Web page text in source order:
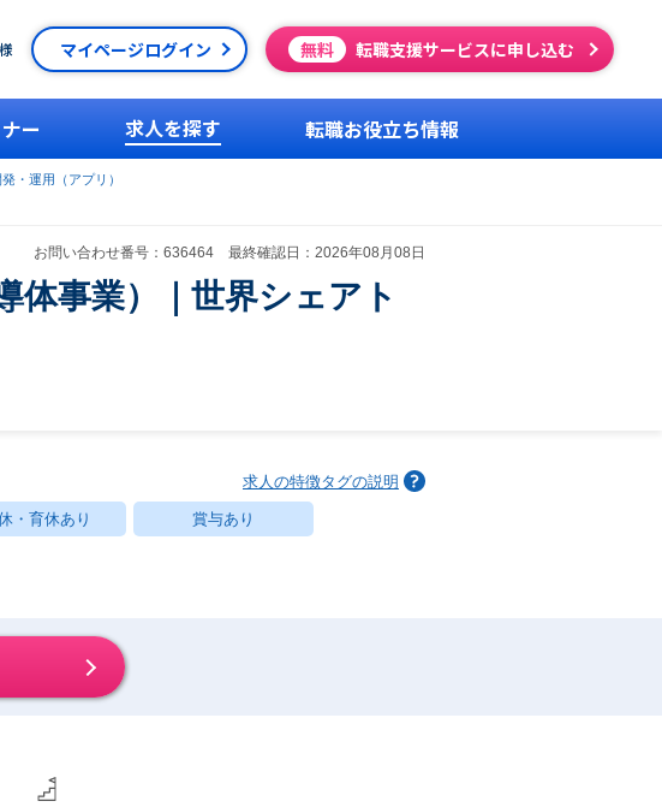
マイページログイン 無料 転職支援サービスに申し込む
ー 求人を探す 転職お役立ち情報
・運用（アプリ）
お問い合わせ番号：636464 最終確認日：2026年08月08日
体事業）｜世界シェアト
求人の特徴タグの説明
・育休あり 賞与あり